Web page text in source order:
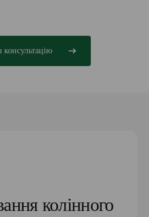
консультацію
колінного